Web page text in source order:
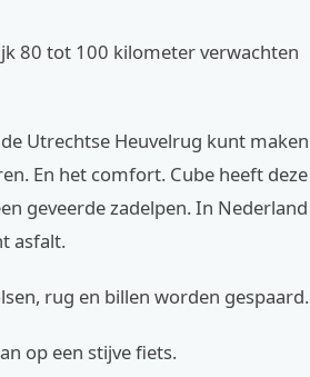
80 tot 100 kilometer verwachten
Utrechtse Heuvelrug kunt maken
En het comfort. Cube heeft deze
geveerde zadelpen. In Nederland
asfalt.
rug en billen worden gespaard.
op een stijve fiets.